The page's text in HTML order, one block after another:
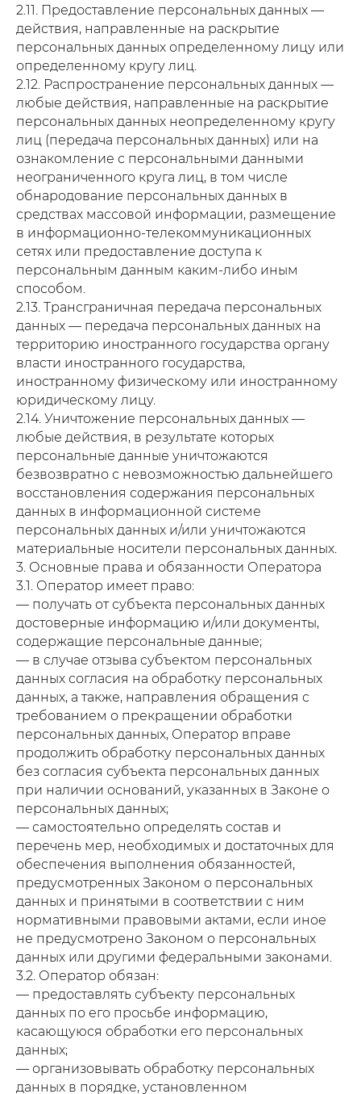
2.11. Предоставление персональных данных —
действия, направленные на раскрытие
персональных данных определенному лицу или
определенному кругу лиц.
2.12. Распространение персональных данных —
любые действия, направленные на раскрытие
персональных данных неопределенному кругу
лиц (передача персональных данных) или на
ознакомление с персональными данными
неограниченного круга лиц, в том числе
обнародование персональных данных в
средствах массовой информации, размещение
в информационно-телекоммуникационных
сетях или предоставление доступа к
персональным данным каким-либо иным
способом.
2.13. Трансграничная передача персональных
данных — передача персональных данных на
территорию иностранного государства органу
власти иностранного государства,
иностранному физическому или иностранному
юридическому лицу.
2.14. Уничтожение персональных данных —
любые действия, в результате которых
персональные данные уничтожаются
безвозвратно с невозможностью дальнейшего
восстановления содержания персональных
данных в информационной системе
персональных данных и/или уничтожаются
материальные носители персональных данных.
3. Основные права и обязанности Оператора
3.1. Оператор имеет право:
— получать от субъекта персональных данных
достоверные информацию и/или документы,
содержащие персональные данные;
— в случае отзыва субъектом персональных
данных согласия на обработку персональных
данных, а также, направления обращения с
требованием о прекращении обработки
персональных данных, Оператор вправе
продолжить обработку персональных данных
без согласия субъекта персональных данных
при наличии оснований, указанных в Законе о
персональных данных;
— самостоятельно определять состав и
перечень мер, необходимых и достаточных для
обеспечения выполнения обязанностей,
предусмотренных Законом о персональных
данных и принятыми в соответствии с ним
нормативными правовыми актами, если иное
не предусмотрено Законом о персональных
данных или другими федеральными законами.
3.2. Оператор обязан:
— предоставлять субъекту персональных
данных по его просьбе информацию,
касающуюся обработки его персональных
данных;
— организовывать обработку персональных
данных в порядке, установленном